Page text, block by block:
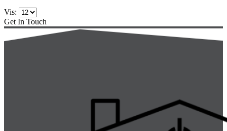
Vis:
Get In Touch